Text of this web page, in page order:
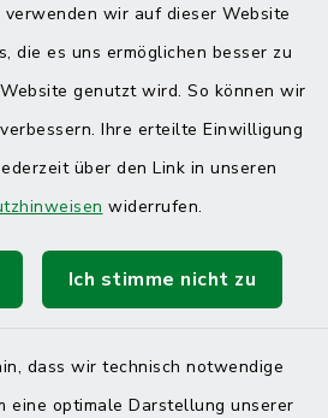
verwenden wir auf dieser Website
die es uns ermöglichen besser zu
genutzt wird. So können wir
Ihre erteilte Einwilligung
über den Link in unseren
widerrufen.
Ich stimme nicht zu
dass wir technisch notwendige
eine optimale Darstellung unserer